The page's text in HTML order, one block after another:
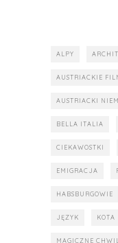
ALPY
AUSTRIACKIE
AUSTRIACKI
BELLA ITALIA
CIEKAWOSTKI
EMIGRACJA
HABSBURGOWIE
JĘZYK KOTA
MAGICZNE